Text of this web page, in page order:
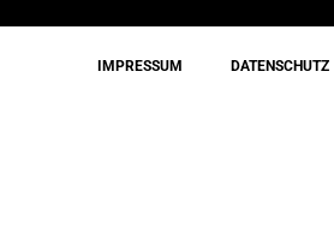
IMPRESSUM DATENSCHUTZ